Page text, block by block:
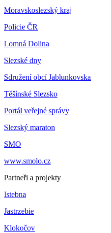
Moravskoslezský kraj
Policie ČR
Lomná Dolina
Slezské dny
Sdružení obcí Jablunkovska
Těšínské Slezsko
Portál veřejné správy
Slezský maraton
SMO
www.smolo.cz
Partneři a projekty
Istebna
Jastrzebie
Klokočov